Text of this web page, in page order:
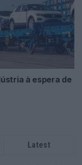
à espera de
Latest